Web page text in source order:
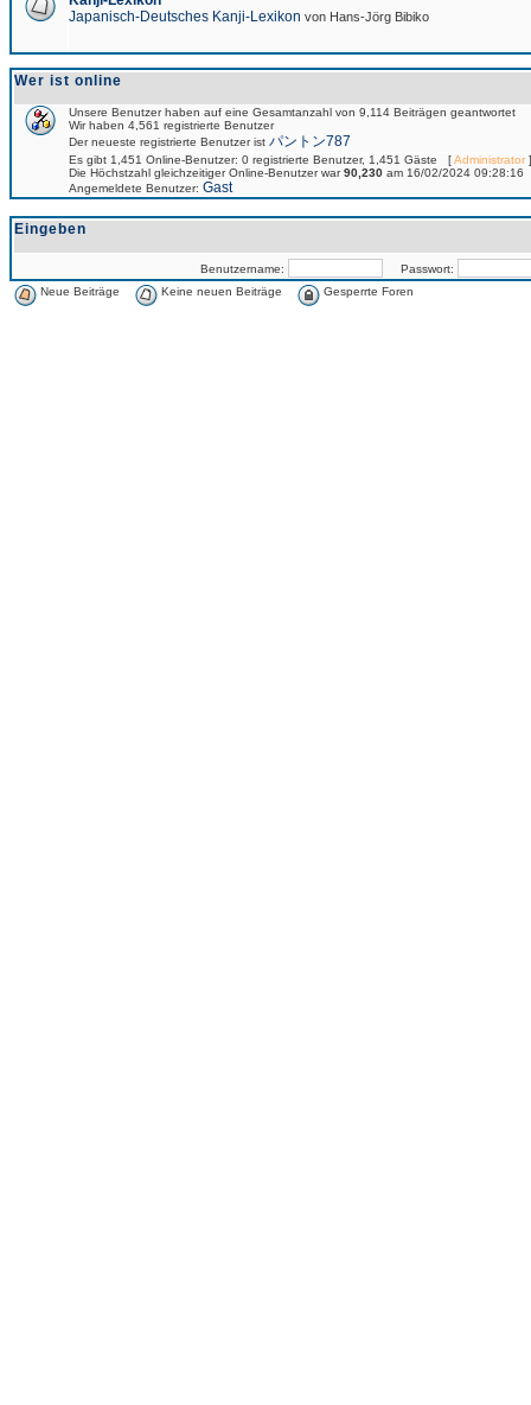
Japanisch-Deutsches Kanji-Lexikon von Hans-Jörg Bibiko
Wer ist online
Unsere Benutzer haben auf eine Gesamtanzahl von 9,114 Beiträgen geantwortet
Wir haben 4,561 registrierte Benutzer
Der neueste registrierte Benutzer ist パントン787
Es gibt 1,451 Online-Benutzer: 0 registrierte Benutzer, 1,451 Gäste [Administrator
Die Höchstzahl gleichzeitiger Online-Benutzer war90,230 am 16/02/2024 09:28:16
Angemeldete Benutzer: Gast
Eingeben
Benutzername:
Passwort:
Neue Beiträge
Keine neuen Beiträge Gesperrte Foren